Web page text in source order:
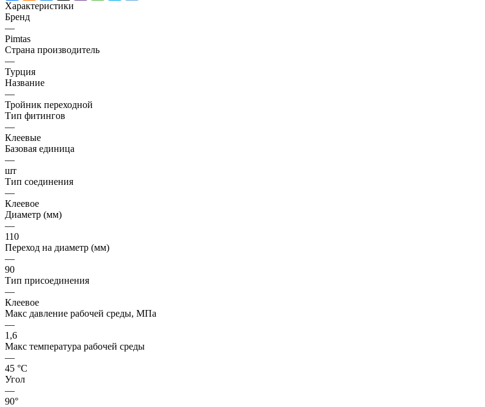
Характеристики
Бренд
—
Pimtas
Страна производитель
—
Турция
Название
—
Тройник переходной
Тип фитингов
—
Клеевые
Базовая единица
—
шт
Тип соединения
—
Клеевое
Диаметр (мм)
—
110
Переход на диаметр (мм)
—
90
Тип присоединения
—
Клеевое
Макс давление рабочей среды, МПа
—
1,6
Макс температура рабочей среды
—
45 °С
Угол
—
90°